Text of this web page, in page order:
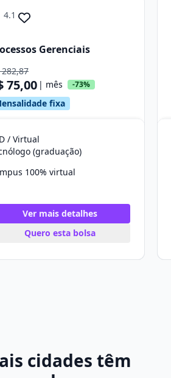
4.1
Gerenciais
282,87
75,00 | mês -73%
fixa
/ Virtual
(graduação)
100% virtual
Ver mais detalhes
Quero esta bolsa
cidades têm